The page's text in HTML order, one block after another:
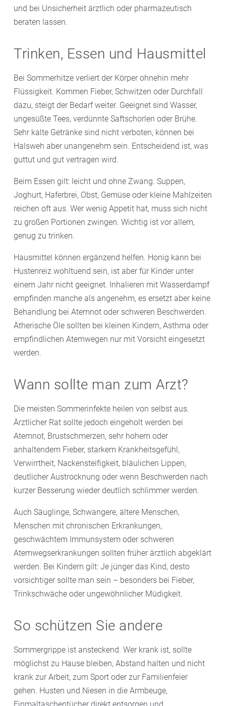
und bei Unsicherheit ärztlich oder pharmazeutisch
beraten lassen.
Trinken, Essen und Hausmittel
Bei Sommerhitze verliert der Körper ohnehin mehr
Flüssigkeit. Kommen Fieber, Schwitzen oder Durchfall
dazu, steigt der Bedarf weiter. Geeignet sind Wasser,
ungesüßte Tees, verdünnte Saftschorlen oder Brühe.
Sehr kalte Getränke sind nicht verboten, können bei
Halsweh aber unangenehm sein. Entscheidend ist, was
guttut und gut vertragen wird.
Beim Essen gilt: leicht und ohne Zwang. Suppen,
Joghurt, Haferbrei, Obst, Gemüse oder kleine Mahlzeiten
reichen oft aus. Wer wenig Appetit hat, muss sich nicht
zu großen Portionen zwingen. Wichtig ist vor allem,
genug zu trinken.
Hausmittel können ergänzend helfen. Honig kann bei
Hustenreiz wohltuend sein, ist aber für Kinder unter
einem Jahr nicht geeignet. Inhalieren mit Wasserdampf
empfinden manche als angenehm, es ersetzt aber keine
Behandlung bei Atemnot oder schweren Beschwerden.
Ätherische Öle sollten bei kleinen Kindern, Asthma oder
empfindlichen Atemwegen nur mit Vorsicht eingesetzt
werden.
Wann sollte man zum Arzt?
Die meisten Sommerinfekte heilen von selbst aus.
Ärztlicher Rat sollte jedoch eingeholt werden bei
Atemnot, Brustschmerzen, sehr hohem oder
anhaltendem Fieber, starkem Krankheitsgefühl,
Verwirrtheit, Nackensteifigkeit, bläulichen Lippen,
deutlicher Austrocknung oder wenn Beschwerden nach
kurzer Besserung wieder deutlich schlimmer werden.
Auch Säuglinge, Schwangere, ältere Menschen,
Menschen mit chronischen Erkrankungen,
geschwächtem Immunsystem oder schweren
Atemwegserkrankungen sollten früher ärztlich abgeklärt
werden. Bei Kindern gilt: Je jünger das Kind, desto
vorsichtiger sollte man sein – besonders bei Fieber,
Trinkschwäche oder ungewöhnlicher Müdigkeit.
So schützen Sie andere
Sommergrippe ist ansteckend. Wer krank ist, sollte
möglichst zu Hause bleiben, Abstand halten und nicht
krank zur Arbeit, zum Sport oder zur Familienfeier
gehen. Husten und Niesen in die Armbeuge,